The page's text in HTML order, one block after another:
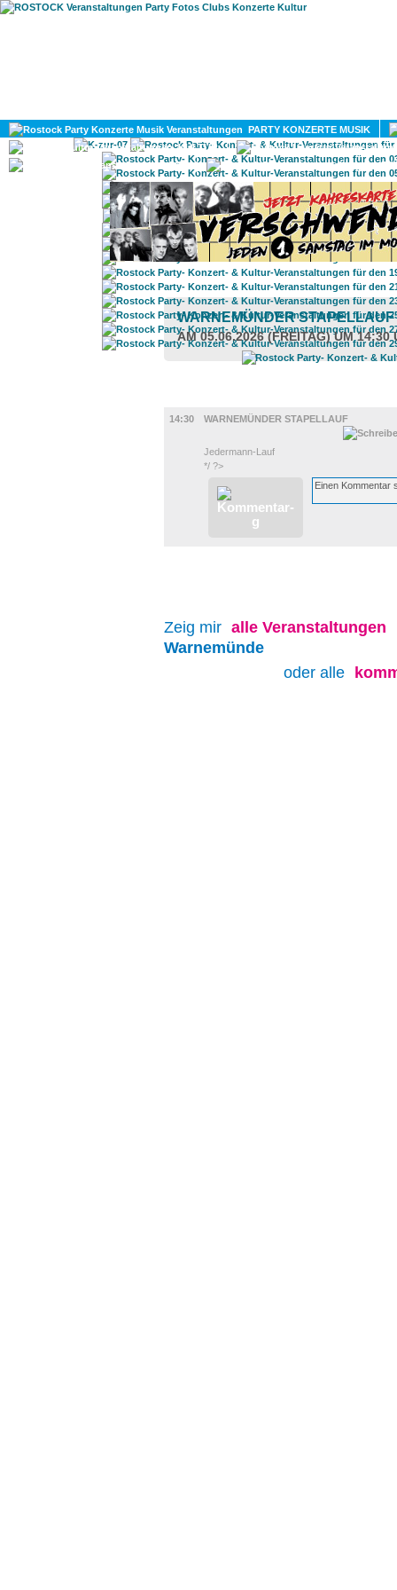
PARTY KONZERTE MUSIK
KULTUR
GAY
WARNEMÜNDER STAPELLAUF
AM 05.06.2026 (FREITAG) UM 14:30
14:30
WARNEMÜNDER STAPELLAUF
Jedermann-Lauf
*/ ?>
Zeig mir alle Veranstaltungen
Warnemünde
oder alle